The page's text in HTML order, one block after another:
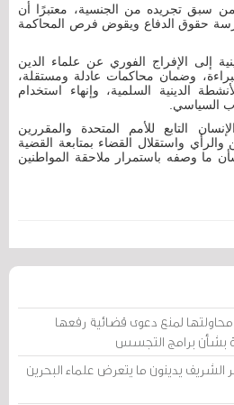
سبق تجريده من الجنسية، معتبرًا أن
حقوق الدفاع ويقوض فرص المحاكمة
إلى الإفراج الفوري عن علماء الدين
وضمان محاكمات عادلة ومستقلة،
الدينية السلمية، وإنهاء استخدام
السياسي.
التابع للأمم المتحدة والمقررين
والرأي واستقلال القضاء بمتابعة القضية
ما وصفه باستمرار ملاحقة المواطنين
لمنع دعوى قضائية رفعها
بشأن برامج التجسس
الشريف يدينون ما يتعرض علماء البحرين